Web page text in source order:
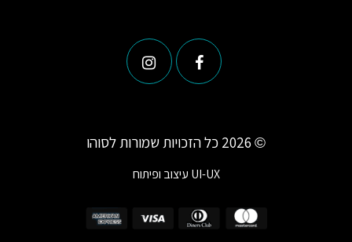
© 2026 כל הזכויות שמורות לסוהו
UI-UX עיצוב ופיתוח